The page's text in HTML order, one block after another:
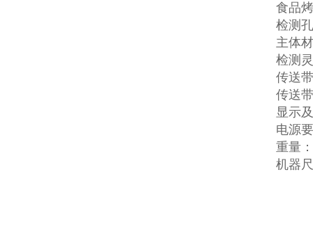
食品
检测
主体
检测
传送
传送
显示
电源
重量
机器